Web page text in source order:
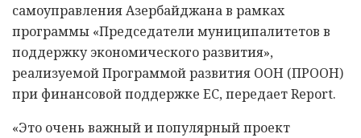
самоуправления Азербайджана в рамках
программы «Председатели муниципалитетов в
поддержку экономического развития»,
реализуемой Программой развития ООН (ПРООН)
при финансовой поддержке ЕС, передает Report.
«Это очень важный и популярный проект